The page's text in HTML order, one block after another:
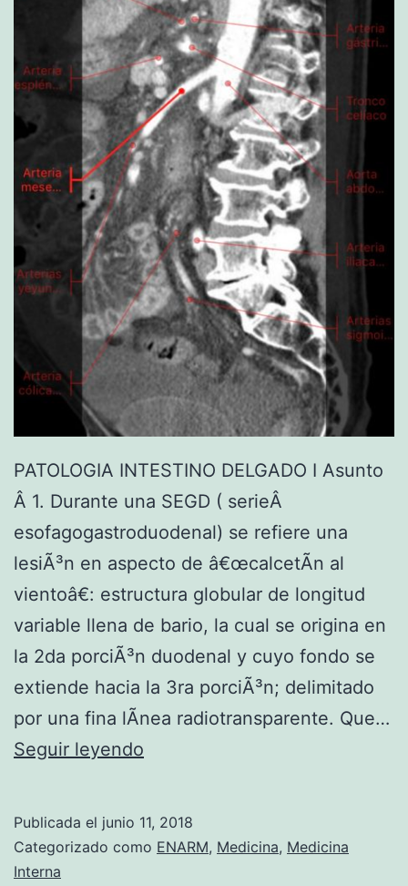
O
D
E
L
G
A
D
O
V
PATOLOGIA INTESTINO DELGADO I Asunto
Â 1. Durante una SEGD ( serieÂ
esofagogastroduodenal) se refiere una
lesiÃ³n en aspecto de â€œcalcetÃ­n al
vientoâ€: estructura globular de longitud
variable llena de bario, la cual se origina en
la 2da porciÃ³n duodenal y cuyo fondo se
extiende hacia la 3ra porciÃ³n; delimitado
por una fina lÃ­nea radiotransparente. Que…
Seguir leyendo
O
Publicada el junio 11, 2018
Categorizado como ENARM, Medicina, Medicina
Interna